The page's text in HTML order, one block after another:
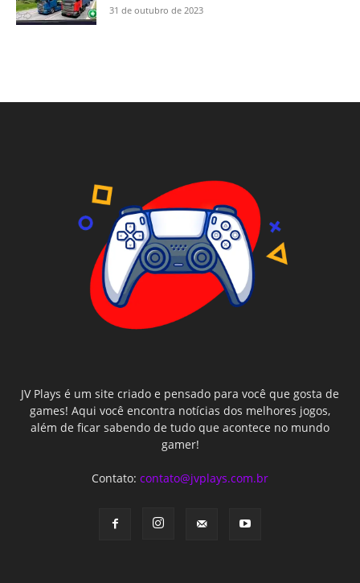
31 de outubro de 2023
JV Plays é um site criado e pensado para você que gosta de
games! Aqui você encontra notícias dos melhores jogos,
além de ficar sabendo de tudo que acontece no mundo
gamer!
Contato: contato@jvplays.com.br